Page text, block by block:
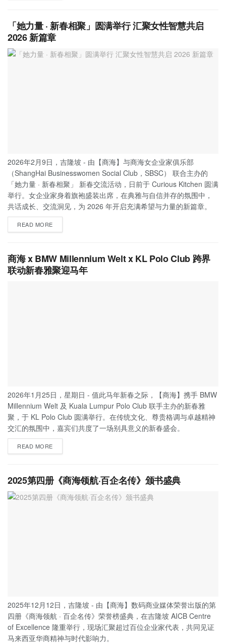
「她力量 · 新春相聚」圆满举行 汇聚女性智慧共启
2026 新篇章
2026年2月9日，吉隆坡 - 由【商海】与商海女企业家俱乐部
（ShangHai Businesswomen Social Club，SBSC） 联合主办的
「她力量 · 新春相聚」 新春交流活动，日前于 Curious Kitchen 圆满
举行。女企业家身着旗袍盛装出席，在典雅与自信并存的氛围中，
共话成长、交流洞见，为 2026 年开启充满希望与力量的新篇章。
READ MORE
商海 x BMW Millennium Welt x KL Polo Club 跨界
联动新春雅聚迎马年
2026年1月25日，星期日 - 值此马年新春之际，【商海】携手 BMW
Millennium Welt 及 Kuala Lumpur Polo Club 联手主办的新春雅
聚，于 KL Polo Club 圆满举行。在传统文化、尊贵格调与卓越精神
交汇的氛围中，嘉宾们共度了一场别具意义的新春盛会。
READ MORE
2025第四册《商海领航·百企名传》颁书盛典
2025年12月12日，吉隆坡 - 由【商海】数码商业媒体荣誉出版的第
四册《商海领航 · 百企名传》荣誉榜盛典，在吉隆坡 AICB Centre
of Excellence 隆重举行，现场汇聚超过百位企业家代表，共同见证
马来西亚华商精神与时代影响力。